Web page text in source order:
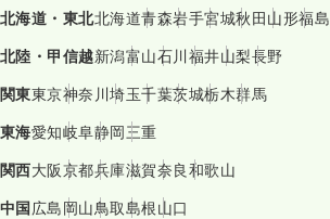
北海道・東北北海道青森岩手宮城秋田山形福島
北陸・甲信越新潟富山石川福井山梨長野
関東東京神奈川埼玉千葉茨城栃木群馬
東海愛知岐阜静岡三重
関西大阪京都兵庫滋賀奈良和歌山
中国広島岡山鳥取島根山口